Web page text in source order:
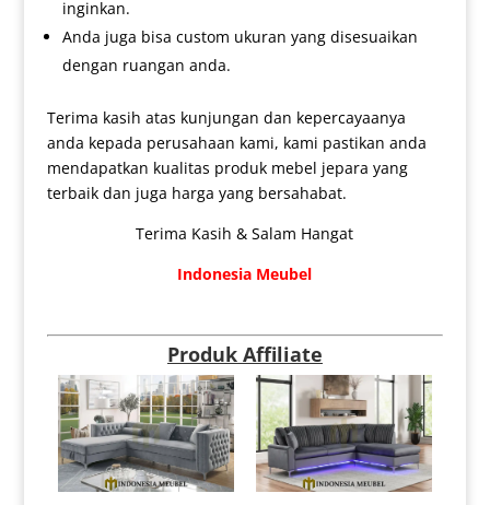
inginkan.
Anda juga bisa custom ukuran yang disesuaikan
dengan ruangan anda.
Terima kasih atas kunjungan dan kepercayaanya
anda kepada perusahaan kami, kami pastikan anda
mendapatkan kualitas produk mebel jepara yang
terbaik dan juga harga yang bersahabat.
Terima Kasih & Salam Hangat
Indonesia Meubel
Produk Affiliate